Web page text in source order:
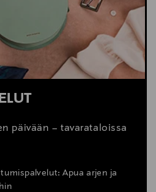
päivään – tavarataloissa
Apua arjen ja